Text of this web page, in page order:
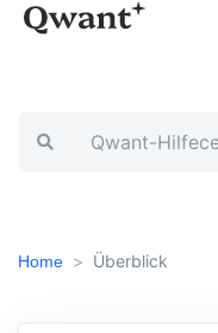
Home Überblick